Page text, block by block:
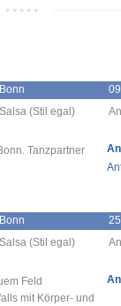
Bonn
Salsa (Stil egal)
Tanzpartner
Bonn
Salsa (Stil egal)
Feld
mit Körper- und